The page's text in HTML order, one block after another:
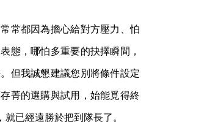
常都因為擔心給對方壓力、怕
態，哪怕多重要的抉擇瞬間，
但我誠懇建議您別將條件設定
菁的選購與試用，始能覓得終
已經遠勝於把到隊長了。